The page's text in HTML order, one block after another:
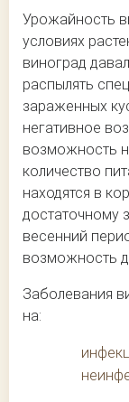
Урожайность
условиях
виноград
распылять
зараженных
негативное
возможность
количество
находятся в
достаточному
весенний
возможность
Заболевания
на: